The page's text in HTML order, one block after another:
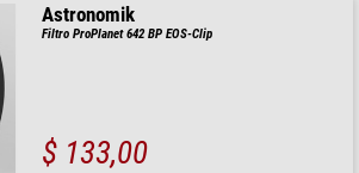
Astronomik
Filtro ProPlanet 642 BP EOS-Clip
$ 133,00